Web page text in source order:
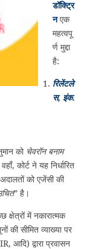
डॉक्ट्रि
नएक
महत्वपू
र्ण मुद्दा
है:
रिलेंटले
स, इंक.
को चेवरॉन बनाम
कोर्ट ने यह निर्धारित
को एजेंसी की
” है।
क्षेत्रों में नकारात्मक
की सीमित व्याख्या पर
आदि) द्वारा प्रवासन